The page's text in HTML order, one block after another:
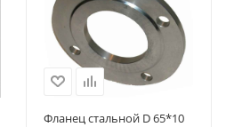
Фланец стальной D 65*10